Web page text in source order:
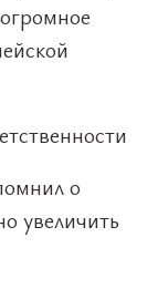
о
увеличить